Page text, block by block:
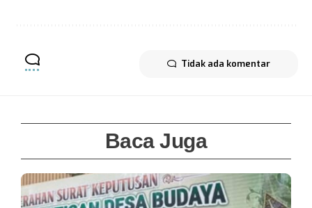
Tidak ada komentar
Baca Juga